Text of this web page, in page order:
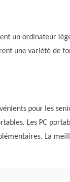
un ordinateur
une variété de
pour les
Les PC
La